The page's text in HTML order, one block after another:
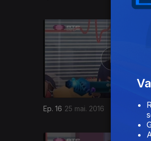
Ep. 16 25 mai. 2016
229953